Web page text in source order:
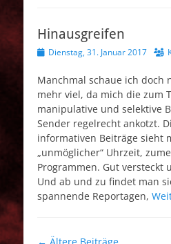
Hinausgreifen
Veröffentlicht
Dienstag, 31. Januar 2017
Manchmal schaue ich doch
mehr viel, da mich die zum
manipulative und selektive
Sender regelrecht ankotzt.
informativen Beiträge sieht
„unmöglicher“ Uhrzeit,
Programmen. Gut versteckt
Und ab und zu findet man
spannende Reportagen,